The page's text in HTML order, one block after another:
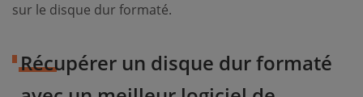
sur le disque dur formaté.
Récupérer un disque dur formaté